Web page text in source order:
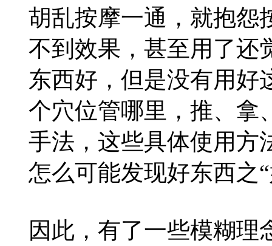
胡乱按摩一通，就抱怨
不到效果，甚至用了还
东西好，但是没有用好
个穴位管哪里，推、拿
手法，这些具体使用方
怎么可能发现好东西之
因此，有了一些模糊理